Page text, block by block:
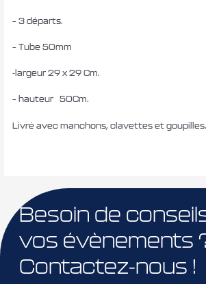
– 3 départs.
– Tube 50mm
-largeur 29 x 29 Cm.
– hauteur 50Cm.
Livré avec manchons, clavettes et goupilles.
Besoin de
vos évènements
Contactez-nous !